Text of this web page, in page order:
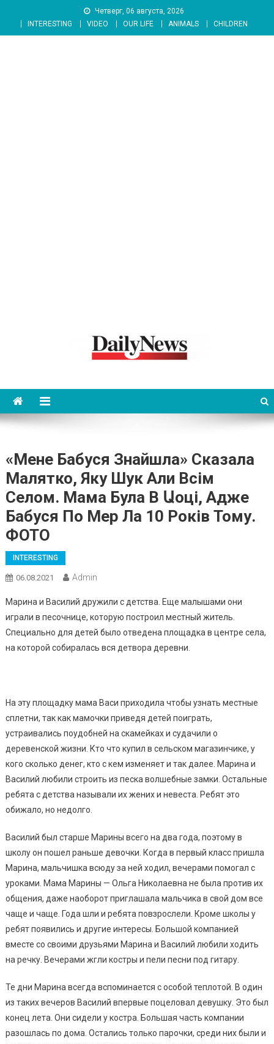
content
Четверг, 06 августа, 2026
INTERESTING
VIDEO OUR LIFE ANIMALS CHILDREN
«Мене Бабуся Знайшла» Сказала
Малятко, Яку Шук Али Всім
Селом. Мама Була В Աоці, Адже
Бабуся По Мер Ла 10 Років Тому.
ФОТО
INTERESTING
06.08.2021 Admin
Марина и Василий дружили с детства. Еще малышами они
играли в песочнице, которую построил местный житель.
Специально для детей было отведена площадка в центре села,
на которой собиралась вся детвора деревни.
На эту площадку мама Васи приходила чтобы узнать местные
сплетни, так как мамочки приведя детей поиграть,
устраивались поудобней на скамейках и судачили о
деревенской жизни. Кто что купил в сельском магазинчике, у
кого сколько денег, кто с кем изменяет и так далее. Марина и
Василий любили строить из песка волшебные замки. Остальные
ребята с детства называли их жених и невеста. Ребят это
обижало, но недолго.
Василий был старше Марины всего на два года, поэтому в
школу он пошел раньше девочки. Когда в первый класс пришла
Марина, мальчишка всюду за ней ходил, вечерами помогал с
уроками. Мама Марины — Ольга Николаевна не была против их
общения, даже наоборот приглашала мальчика в свой дом все
чаще и чаще. Года шли и ребята повзрослели. Кроме школы у
ребят появились и другие интересы. Большой компанией
вместе со своими друзьями Марина и Василий любили ходить
на речку. Вечерами жгли костры и пели песни под гитару.
Те дни Марина всегда вспоминается с особой теплотой. В один
из таких вечеров Василий впервые поцеловал девушку. Это был
конец лета. Они сидели у костра. Большая часть компании
разошлась по дома. Остались только парочки, среди них были и